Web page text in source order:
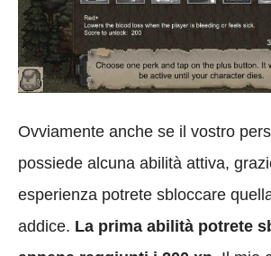
Ovviamente anche se il vostro
possiede alcuna abilità attiva,
esperienza potrete sbloccare
addice. La prima abilità potrete